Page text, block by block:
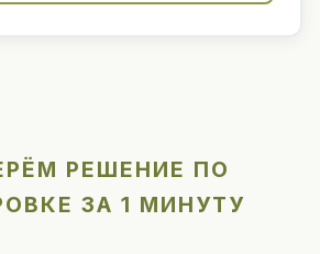
РЕШЕНИЕ ПО
ЗА 1 МИНУТУ